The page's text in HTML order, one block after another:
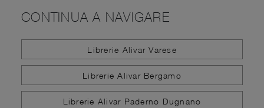
CONTINUA A NAVIGARE
Librerie Alivar Varese
Librerie Alivar Bergamo
Librerie Alivar Paderno Dugnano